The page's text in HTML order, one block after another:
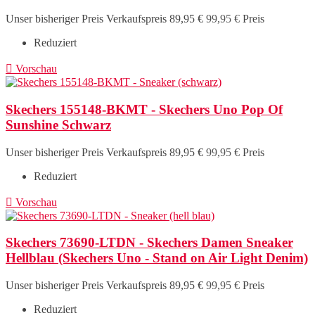
Unser bisheriger Preis Verkaufspreis 89,95 € 99,95 € Preis
Reduziert
 Vorschau
Skechers 155148-BKMT - Skechers Uno Pop Of
Sunshine Schwarz
Unser bisheriger Preis Verkaufspreis 89,95 € 99,95 € Preis
Reduziert
 Vorschau
Skechers 73690-LTDN - Skechers Damen Sneaker
Hellblau (Skechers Uno - Stand on Air Light Denim)
Unser bisheriger Preis Verkaufspreis 89,95 € 99,95 € Preis
Reduziert